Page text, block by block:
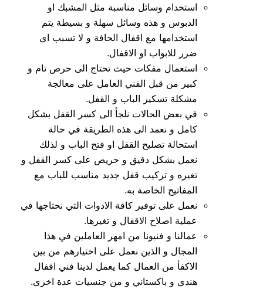
استخدام وسائل مناسبة مثل المشبك او
الدبوس و هذه وسائل سهلة و بسيطة يتم
استخدامها مع اقفال الحافة و لا تسبب اي
ضرر للابواب او الاقفال.
استعمال مفكات حيث تحتاج الى حرص تام و
كبير من قبل الفني العامل على معالجة
مشكلة تسكير الباب و القفل.
في بعض الحالات نلجأ الى كسر القفل بشكل
كامل و نعمد الى هذه الطريقة في حالة
استحالة تصليح القفل او فتح الباب و لذلك
نعمل بشكل دقيق و حريص على كسر القفل و
تغيره و تركيب قفل جديد مناسب للباب مع
المفاتيح الخاصة به.
نعمل على توفير كافة الادوات التي نحتاجها في
عملية اصلاح الاقفال و تغيرها.
عمالنا و فنيونا من امهر العاملين في هذا
المجال و الذين نعمل على اختيارهم من بين
الاكفأ من العمال كما يعمل لدينا فني اقفال
هندي و باكستاني و من جنسيات عدة اخرى.